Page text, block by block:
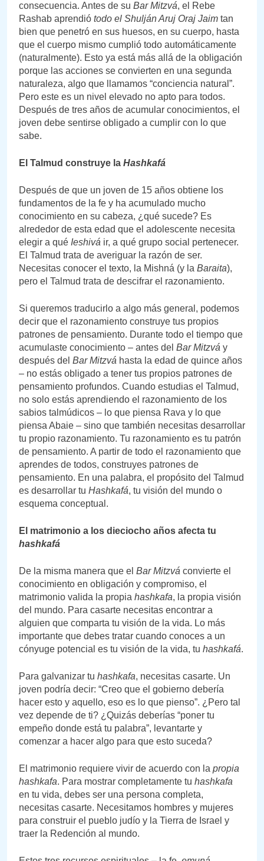
consecuencia. Antes de su Bar Mitzvá, el Rebe
Rashab aprendió todo el Shulján Aruj Oraj Jaim tan
bien que penetró en sus huesos, en su cuerpo, hasta
que el cuerpo mismo cumplió todo automáticamente
(naturalmente). Esto ya está más allá de la obligación
porque las acciones se convierten en una segunda
naturaleza, algo que llamamos “conciencia natural”.
Pero este es un nivel elevado no apto para todos.
Después de tres años de acumular conocimientos, el
joven debe sentirse obligado a cumplir con lo que
sabe.
El Talmud construye la Hashkafá
Después de que un joven de 15 años obtiene los
fundamentos de la fe y ha acumulado mucho
conocimiento en su cabeza, ¿qué sucede? Es
alrededor de esta edad que el adolescente necesita
elegir a qué Ieshivá ir, a qué grupo social pertenecer.
El Talmud trata de averiguar la razón de ser.
Necesitas conocer el texto, la Mishná (y la Baraita),
pero el Talmud trata de descifrar el razonamiento.
Si queremos traducirlo a algo más general, podemos
decir que el razonamiento construye tus propios
patrones de pensamiento. Durante todo el tiempo que
acumulaste conocimiento – antes del Bar Mitzvá y
después del Bar Mitzvá hasta la edad de quince años
– no estás obligado a tener tus propios patrones de
pensamiento profundos. Cuando estudias el Talmud,
no solo estás aprendiendo el razonamiento de los
sabios talmúdicos – lo que piensa Rava y lo que
piensa Abaie – sino que también necesitas desarrollar
tu propio razonamiento. Tu razonamiento es tu patrón
de pensamiento. A partir de todo el razonamiento que
aprendes de todos, construyes patrones de
pensamiento. En una palabra, el propósito del Talmud
es desarrollar tu Hashkafá, tu visión del mundo o
esquema conceptual.
El matrimonio a los dieciocho años afecta tu
hashkafá
De la misma manera que el Bar Mitzvá convierte el
conocimiento en obligación y compromiso, el
matrimonio valida la propia hashkafa, la propia visión
del mundo. Para casarte necesitas encontrar a
alguien que comparta tu visión de la vida. Lo más
importante que debes tratar cuando conoces a un
cónyuge potencial es tu visión de la vida, tu hashkafá.
Para galvanizar tu hashkafa, necesitas casarte. Un
joven podría decir: “Creo que el gobierno debería
hacer esto y aquello, eso es lo que pienso”. ¿Pero tal
vez depende de ti? ¿Quizás deberías “poner tu
empeño donde está tu palabra”, levantarte y
comenzar a hacer algo para que esto suceda?
El matrimonio requiere vivir de acuerdo con la propia
hashkafa. Para mostrar completamente tu hashkafa
en tu vida, debes ser una persona completa,
necesitas casarte. Necesitamos hombres y mujeres
para construir el pueblo judío y la Tierra de Israel y
traer la Redención al mundo.